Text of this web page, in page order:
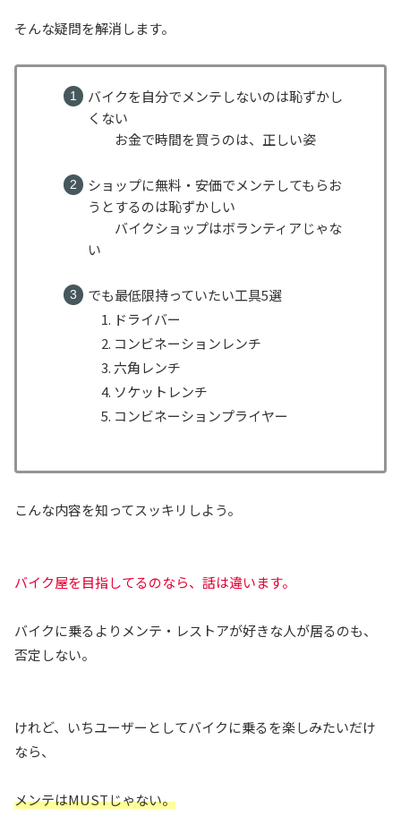
そんな疑問を解消します。
バイクを自分でメンテしないのは恥ずかし
くない
お金で時間を買うのは、正しい姿
ショップに無料・安価でメンテしてもらお
うとするのは恥ずかしい
バイクショップはボランティアじゃな
い
でも最低限持っていたい工具5選
ドライバー
コンビネーションレンチ
六角レンチ
ソケットレンチ
コンビネーションプライヤー
こんな内容を知ってスッキリしよう。
バイク屋を目指してるのなら、話は違います。
バイクに乗るよりメンテ・レストアが好きな人が居るのも、
否定しない。
けれど、いちユーザーとしてバイクに乗るを楽しみたいだけ
なら、
メンテはMUSTじゃない。